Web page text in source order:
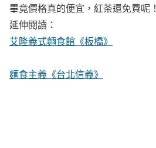
畢竟價格真的便宜，紅茶還免費呢！
延伸閱讀：
艾隆義式麵食館《板橋》
麵食主義《台北信義》